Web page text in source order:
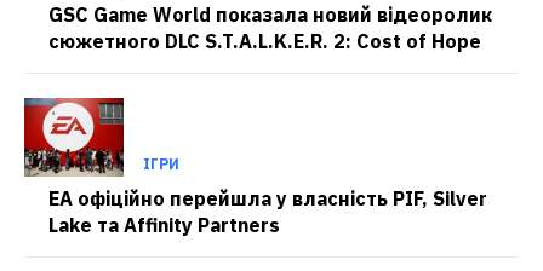
GSC Game World показала новий відеоролик
сюжетного DLC S.T.A.L.K.E.R. 2: Cost of Hope
ІГРИ
EA офіційно перейшла у власність PIF, Silver
Lake та Affinity Partners